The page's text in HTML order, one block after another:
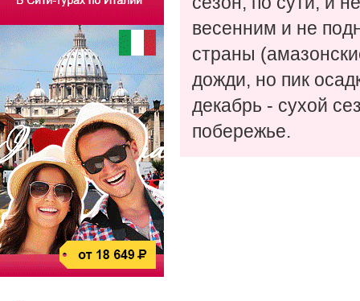
весенним и не
страны
дожди, но пик
декабрь - сухой
побережье.